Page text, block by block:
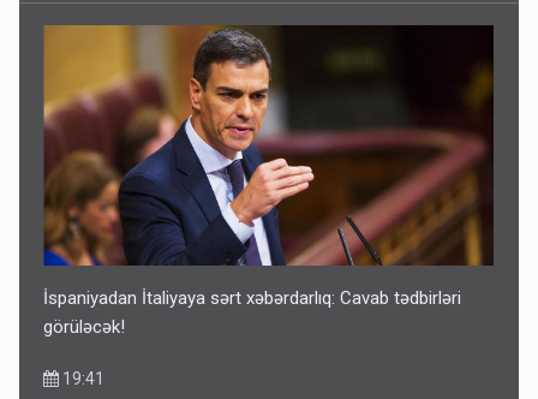
İspaniyadan İtaliyaya sərt xəbərdarlıq: Cavab tədbirləri
görüləcək!
19:41